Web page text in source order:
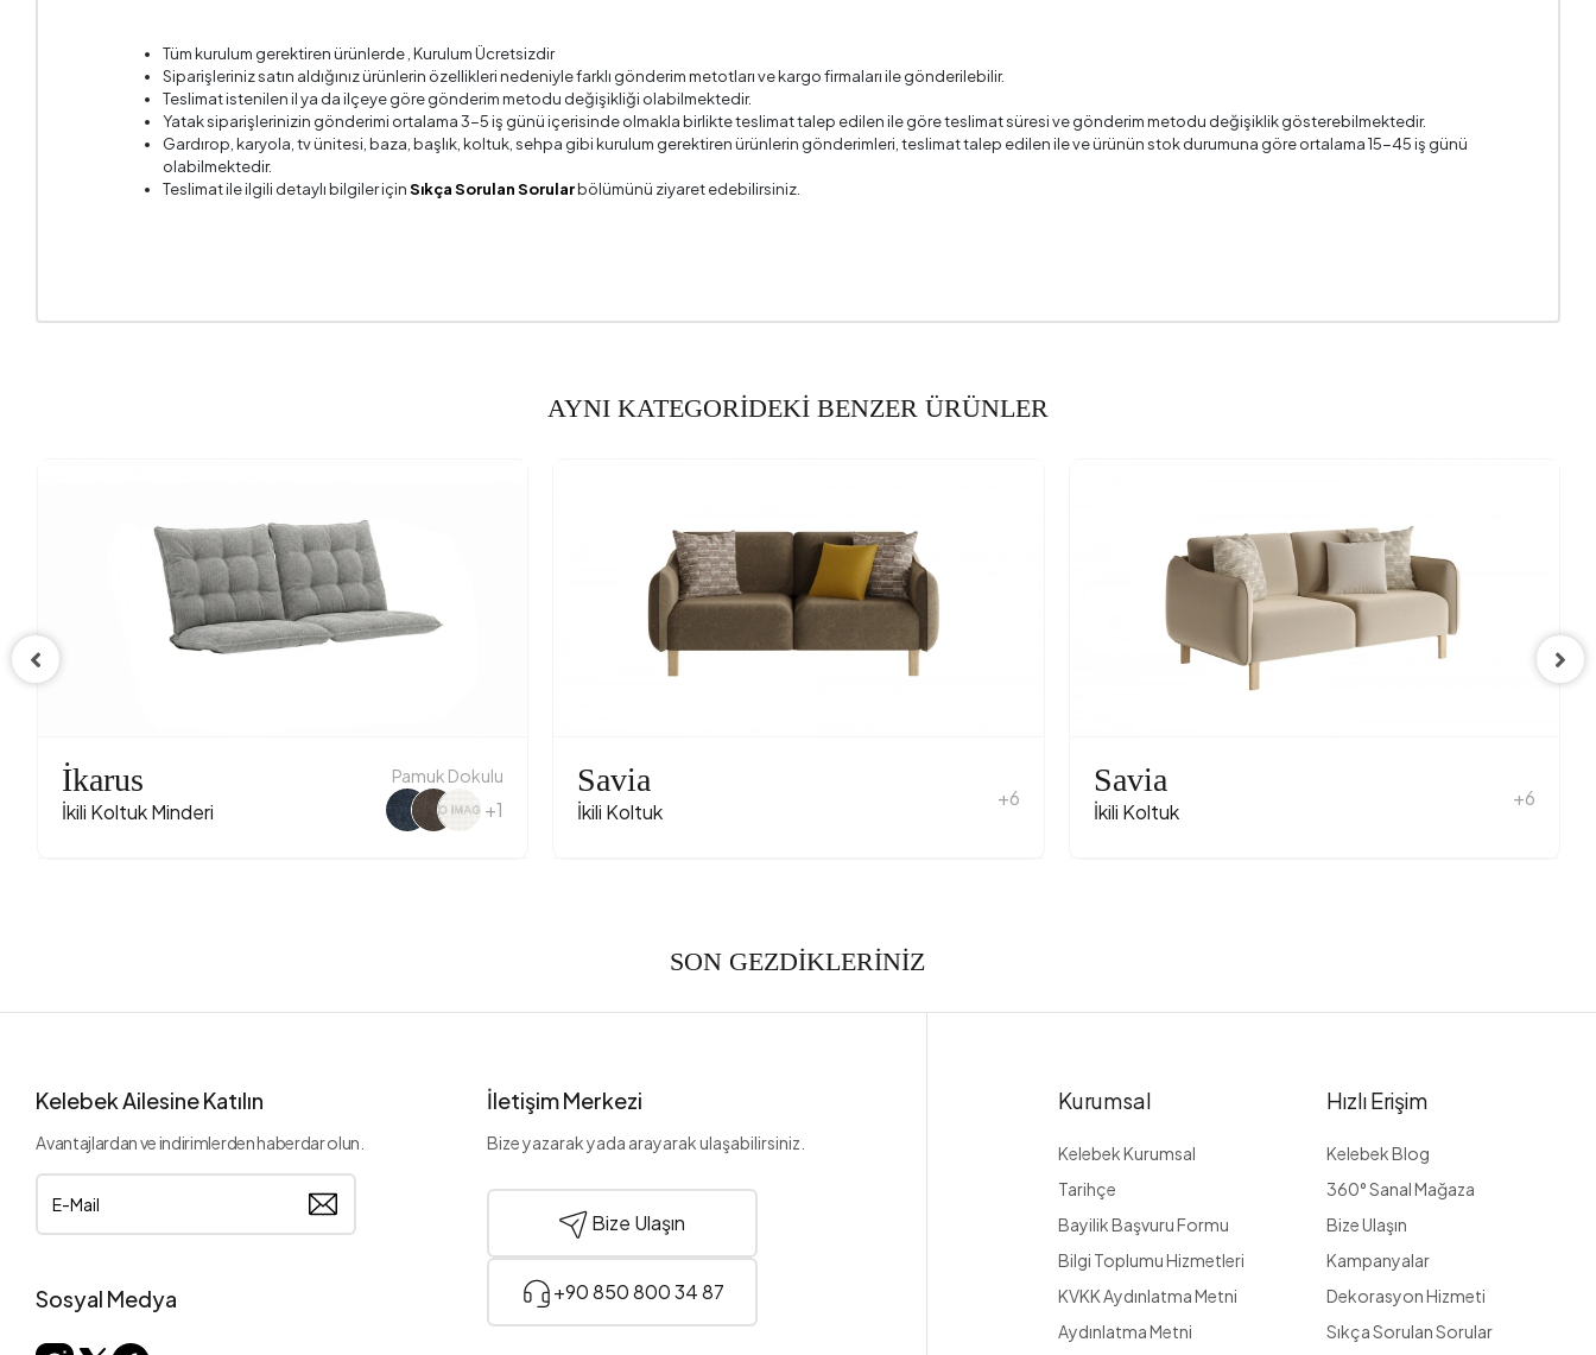
Kırlent 1 Ölçüsü
Kol Genişliği (mm) 230 mm
Oturma Derinliği (mm) 620 mm
Tüm kurulum gerektiren ürünlerde , Kurulum Ücretsizdir
Siparişleriniz satın aldığınız ürünlerin özellikleri nedeniyle farklı gönderim metotları ve kargo firmaları ile gönderilebilir.
Teslimat istenilen il ya da ilçeye göre gönderim metodu değişikliği olabilmektedir.
Yatak siparişlerinizin gönderimi ortalama 3-5 iş günü içerisinde olmakla birlikte teslimat talep edilen ile göre teslimat süresi ve gönderim metodu değişiklik gösterebilmektedir.
Gardırop, karyola, tv ünitesi, baza, başlık, koltuk, sehpa gibi kurulum gerektiren ürünlerin gönderimleri, teslimat talep edilen ile ve ürünün stok durumuna göre ortalama 15-45 iş günü
olabilmektedir.
Teslimat ile ilgili detaylı bilgiler içinSıkça Sorulan Sorularbölümünü ziyaret edebilirsiniz.
AYNI KATEGORİDEKİ BENZER ÜRÜNLER
İkarus
İkili Koltuk Minderi
Pamuk Dokulu
+1
Savia
İkili Koltuk
+6 Savia
İkili Koltuk
+6
SON GEZDİKLERİNİZ
Kelebek Ailesine Katılın
Avantajlardan ve indirimlerden haberdar olun.
Sosyal Medya
İletişim Merkezi
Bize yazarak yada arayarak ulaşabilirsiniz.
Bize Ulaşın
+90 850 800 34 87
Kurumsal
Kelebek Kurumsal
Tarihçe
Bayilik Başvuru Formu
Bilgi Toplumu Hizmetleri
KVKK Aydınlatma Metni
Aydınlatma Metni
Hızlı Erişim
Kelebek Blog
360° Sanal Mağaza
Bize Ulaşın
Kampanyalar
Dekorasyon Hizmeti
Sıkça Sorulan Sorular